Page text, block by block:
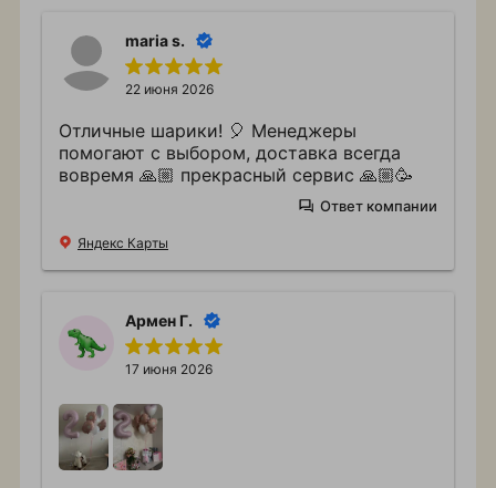
maria s.
22 июня 2026
Отличные шарики! 🎈 Менеджеры
помогают с выбором, доставка всегда
вовремя 🙏🏼 прекрасный сервис 🙏🏼🥳
Ответ компании
Яндекс Карты
Армен Г.
17 июня 2026